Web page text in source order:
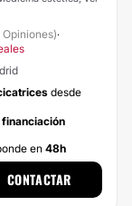
Opiniones)·
desde
financiación
en 48h
CONTACTAR